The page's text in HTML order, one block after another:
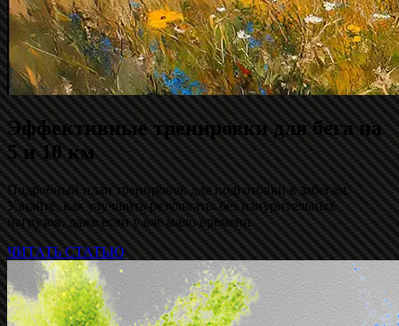
Эффективные тренировки для бега на
5 и 10 км
Подробный план тренировок для подготовки к забегам.
Узнайте, как улучшить результаты без изнурительных
нагрузок, даже если у вас мало времени.
ЧИТАТЬ СТАТЬЮ